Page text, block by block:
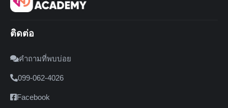
ติดต่อ
คำถามที่พบบ่อย
099-062-4026
Facebook